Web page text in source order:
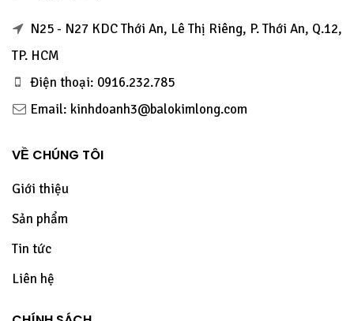
N25 - N27 KDC Thới An, Lê Thị Riêng, P. Thới An, Q.12,
TP. HCM
Điện thoại: 0916.232.785
Email: kinhdoanh3@balokimlong.com
VỀ CHÚNG TÔI
Giới thiệu
Sản phẩm
Tin tức
Liên hệ